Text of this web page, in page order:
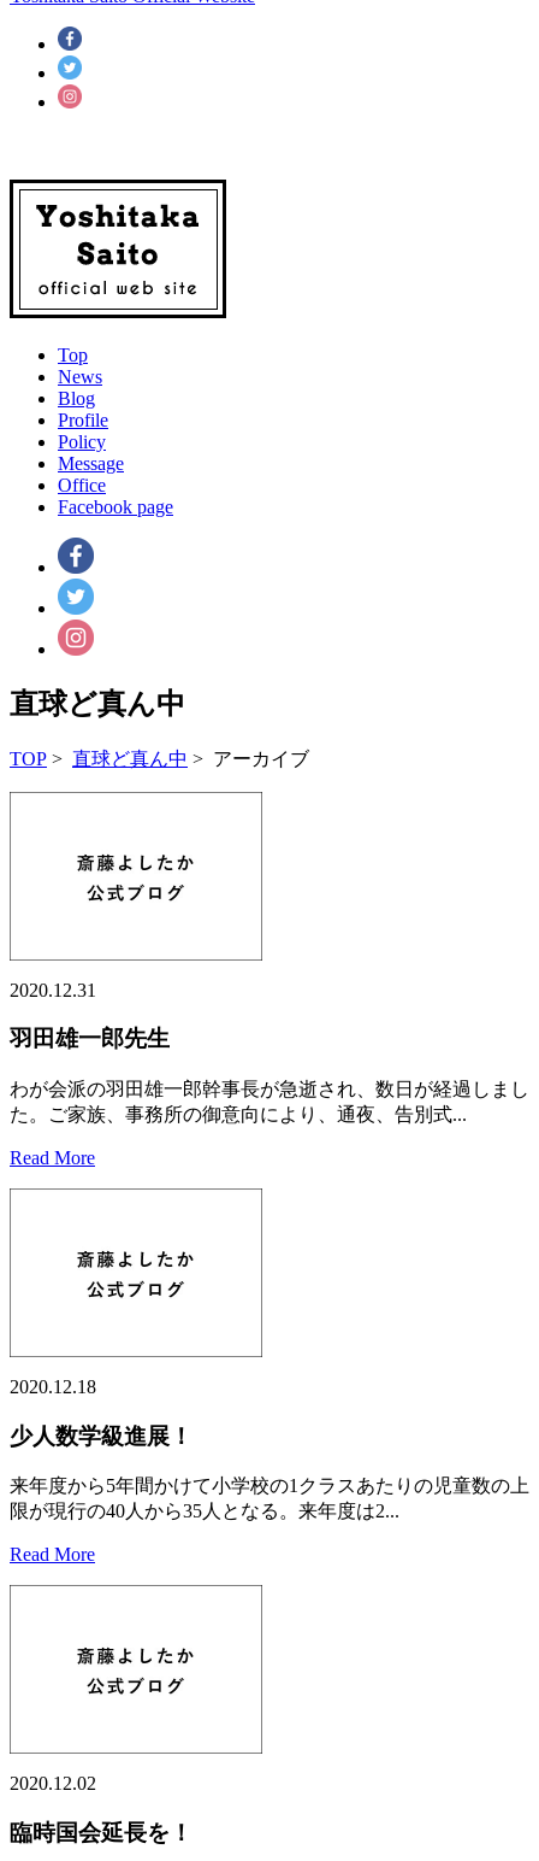
Top
News
Blog
Profile
Policy
Message
Office
Facebook page
直球ど真ん中
TOP > 直球ど真ん中 > アーカイブ
2020.12.31
羽田雄一郎先生
わが会派の羽田雄一郎幹事長が急逝され、数日が経過しまし
た。ご家族、事務所の御意向により、通夜、告別式...
Read More
2020.12.18
少人数学級進展！
来年度から5年間かけて小学校の1クラスあたりの児童数の上
限が現行の40人から35人となる。来年度は2...
Read More
2020.12.02
臨時国会延長を！